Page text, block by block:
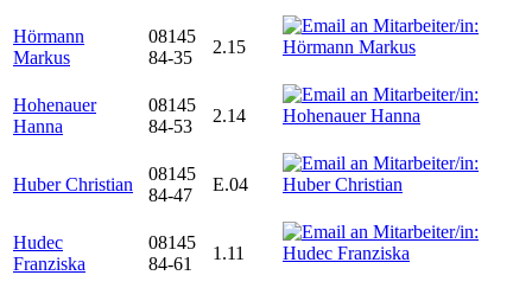
Hörmann
Markus
08145
84-35
2.15
Hohenauer
Hanna
08145
84-53
2.14
Huber Christian
08145
84-47
E.04
Hudec
Franziska
08145
84-61
1.11